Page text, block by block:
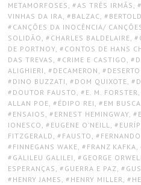
METAMORFOSES , AS TRÊS IRMÃS ,
VINHAS DA IRA, BALZAC,
CANÇÕES DA INOCÊNCIA/
SOLIDÃO , CHARLES BALDELAIRE,
DE PORTNOY, CONTOS DE HANS
DAS TREVAS , CRIME E CASTIGO ,
ALIGHIERI , DECAMERON ,
DINO BUZZATI , DOM QUIXOTE,
DOUTOR FAUSTO , E. M. FORSTER
ALLAN POE, ÉDIPO REI , EM
ENSAIOS , ERNEST HEMINGWAY,
IONESCO , EUGENE O’NEILL,
FITZGERALD , FAUSTO ,
FINNEGANS WAKE, FRANZ KAFKA,
GALILEU GALILEI , GEORGE
ESPERANÇAS , GUERRA E PAZ,
HENRY JAMES , HENRY MILLER,